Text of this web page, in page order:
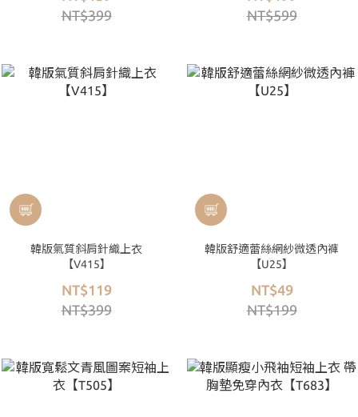
NT$399
NT$599
韓版氣質斜肩針織上衣
【V415】
NT$119
NT$399
韓版舒適蕾絲網紗微透內褲
【U25】
NT$49
NT$199